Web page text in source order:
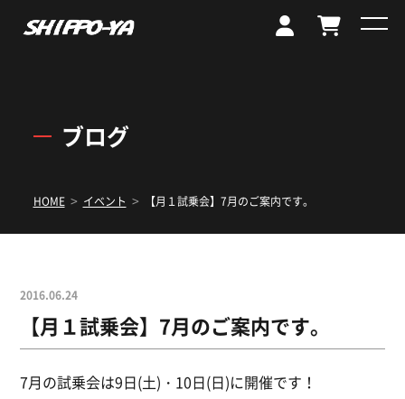
ブログ
HOME > イベント > 【月１試乗会】7月のご案内です。
2016.06.24
【月１試乗会】7月のご案内です。
7月の試乗会は9日(土)・10日(日)に開催です！